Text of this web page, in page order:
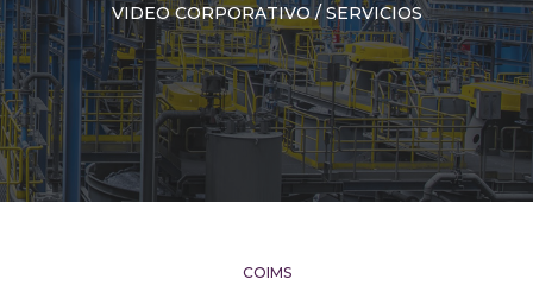
VIDEO CORPORATIVO / SERVICIOS
COIMS